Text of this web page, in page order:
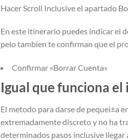
Hacer Scroll Inclusive el apartado
En este itinerario puedes indicar el
pelo tambien te confirman que el
Confirmar «Borrar Cuenta»
Igual que funciona
El metodo para darse de pequei±a
extremadamente discreto y no ha
determinados pasos inclusive